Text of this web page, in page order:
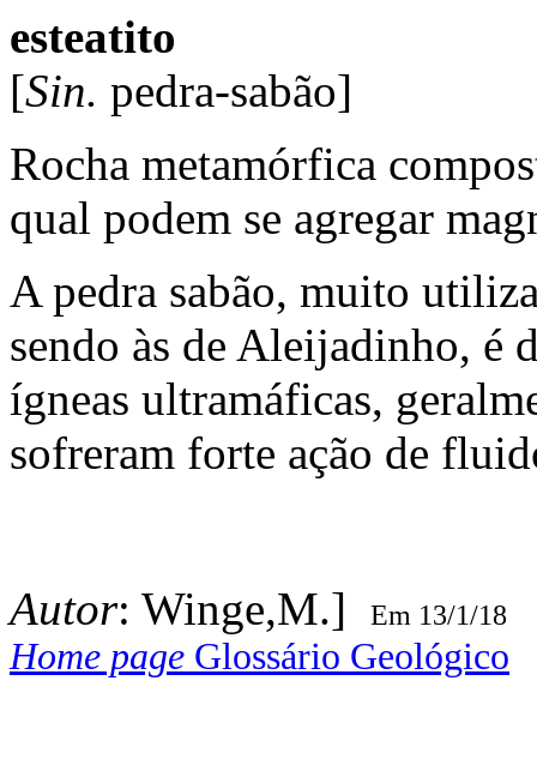
esteatito
[Sin. pedra-sabão]
Rocha metamórfica
qual podem se agregar
A pedra sabão, muito
sendo às de Aleijadinho, é
ígneas ultramáficas,
sofreram forte ação de
Autor: Winge,M.] Em 13/1/18
Home page Glossário Geológico